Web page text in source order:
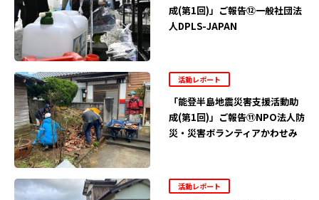
成(第1回)」ご報告⑫一般社団法
人DPLS-JAPAN
活動レポート
「能登半島地震災害支援活動助
成(第1回)」ご報告⑪NPO法人防
災・災害ボランティアかわせみ
活動レポート